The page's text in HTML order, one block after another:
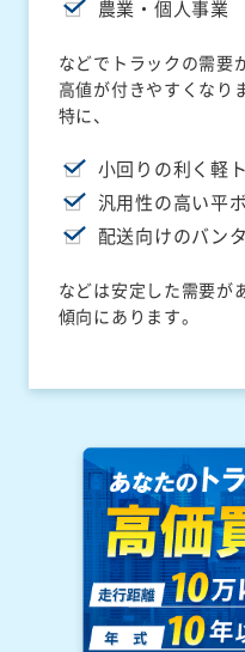
農業・個人事業
などでトラックの需要
高値が付きやすくなり
特に、
小回りの利く軽
汎用性の高い平
配送向けのバン
などは安定した需要が
傾向にあります。